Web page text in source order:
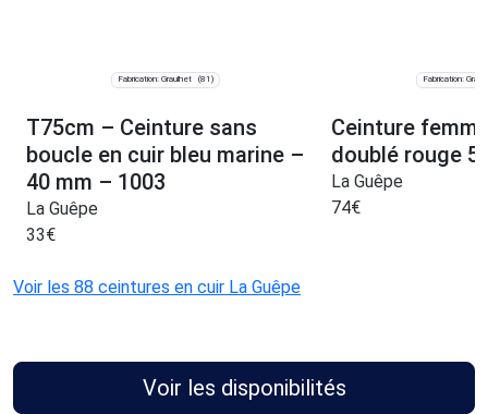
Fabrication: Graulhet (81)
T75cm – Ceinture sans
boucle en cuir bleu marine –
40 mm – 1003
La Guêpe
33€
Fabrication:
Ceinture
doublé rouge
La Guêpe
74€
Voir les 88 ceintures en cuir La Guêpe
Voir les disponibilités